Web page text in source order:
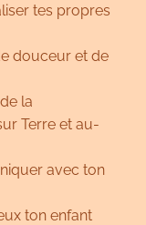
tes propres
douceur et de
la
Terre et au-
avec ton
ton enfant